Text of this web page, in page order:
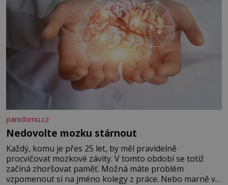
panidomu.cz
Nedovolte mozku stárnout
Každý, komu je přes 25 let, by měl pravidelně
procvičovat mozkové závity. V tomto období se totiž
začíná zhoršovat paměť. Možná máte problém
vzpomenout si na jméno kolegy z práce. Nebo marně v